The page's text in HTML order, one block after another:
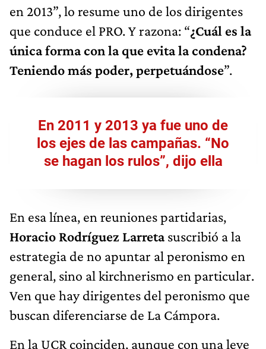
en 2013”, lo resume uno de los dirigentes
que conduce el PRO. Y razona: “¿Cuál es la
única forma con la que evita la condena?
Teniendo más poder, perpetuándose”.
En 2011 y 2013 ya fue uno de
los ejes de las campañas. “No
se hagan los rulos”, dijo ella
En esa línea, en reuniones partidarias,
Horacio Rodríguez Larretasuscribió a la
estrategia de no apuntar al peronismo en
general, sino al kirchnerismo en particular.
Ven que hay dirigentes del peronismo que
buscan diferenciarse de La Cámpora.
En la UCR coinciden, aunque con una leve